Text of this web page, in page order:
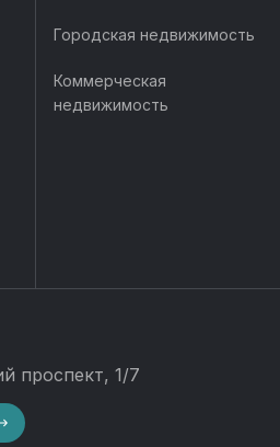
Городская недвижимость
Коммерческая
недвижимость
проспект, 1/7